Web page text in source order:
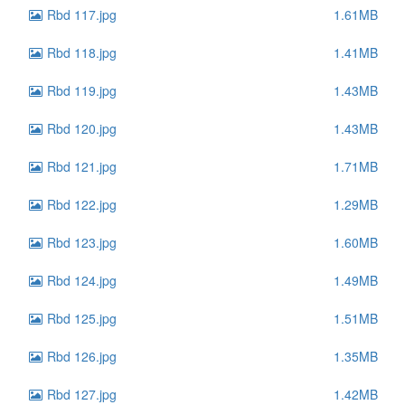
Rbd 117.jpg 1.61MB
Rbd 118.jpg 1.41MB
Rbd 119.jpg 1.43MB
Rbd 120.jpg 1.43MB
Rbd 121.jpg 1.71MB
Rbd 122.jpg 1.29MB
Rbd 123.jpg 1.60MB
Rbd 124.jpg 1.49MB
Rbd 125.jpg 1.51MB
Rbd 126.jpg 1.35MB
Rbd 127.jpg 1.42MB